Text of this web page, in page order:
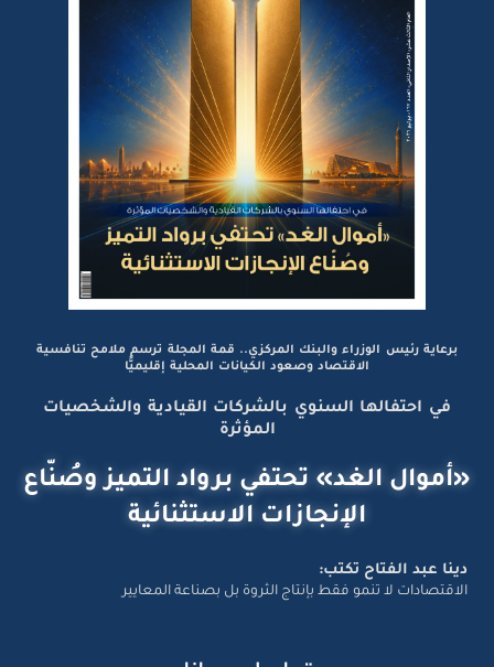
برعاية رئيس الوزراء والبنك المركزي.. قمة المجلة ترسم ملامح تنافسية
الاقتصاد وصعود الكيانات المحلية إقليميًّا
في احتفالها السنوي بالشركات القيادية والشخصيات
المؤثرة
«أموال الغد» تحتفي برواد التميز وصُنّاع
الإنجازات الاستثنائية
دينا عبد الفتاح تكتب:
الاقتصادات لا تنمو فقط بإنتاج الثروة بل بصناعة المعايير